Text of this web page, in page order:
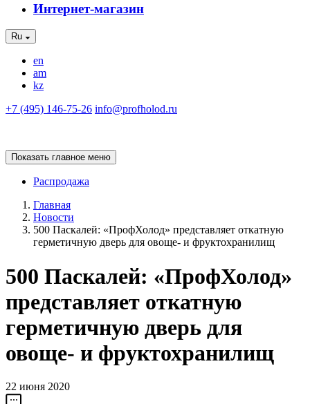
Интернет-магазин
Ru
en
am
kz
+7 (495) 146-75-26 info@profholod.ru
Показать главное меню
Распродажа
Главная
Новости
500 Паскалей: «ПрофХолод» представляет откатную
герметичную дверь для овоще- и фруктохранилищ
500 Паскалей: «ПрофХолод»
представляет откатную
герметичную дверь для
овоще- и фруктохранилищ
22 июня 2020